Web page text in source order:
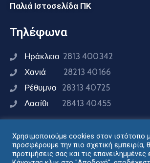
Παλιά Ιστοσελίδα ΠΚ
Τηλέφωνα
Ηράκλειο 2813 400342
Χανιά 28213 40166
Ρέθυμνο 28313 40725
Λασίθι 28413 40455
Συνδεθείτε μαζί μας
Χρησιμοποιούμε cookies στον ιστότοπο
προσφέρουμε την πιο σχετική εμπειρία,
προτιμήσεις σας και τις επανειλημμένες